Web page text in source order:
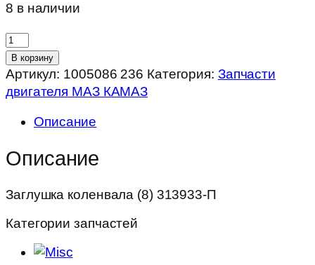
8 в наличии
Количество
товара
Заглушка
коленвала
313933-
В корзину
Артикул: 1005086 236 Категория: Запчасти
двигателя МАЗ КАМАЗ
Описание
Описание
Заглушка коленвала (8) 313933-П
Категории запчастей